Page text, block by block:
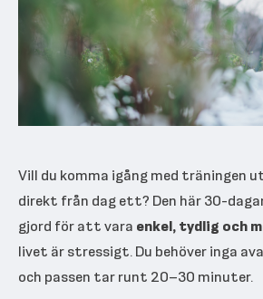
Vill du komma igång med träningen
direkt från dag ett? Den här 30-
gjord för att vara enkel, tydlig och
livet är stressigt. Du behöver inga
och passen tar runt 20–30 minuter.